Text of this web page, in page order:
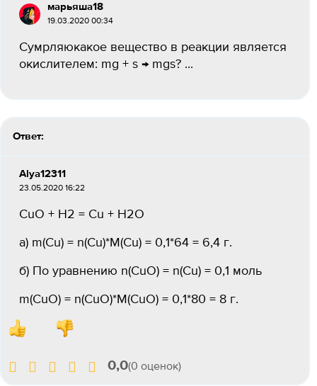
марьяша18
19.03.2020 00:34
Сумрляюкакое вещество в реакции является
окислителем: mg + s → mgs? ​...
Ответ:
Alya12311
23.05.2020 16:22
CuO + H2 = Cu + H2O
а) m(Cu) = n(Cu)*M(Cu) = 0,1*64 = 6,4 г.
б) По уравнению n(CuO) = n(Cu) = 0,1 моль
m(CuO) = n(CuO)*M(CuO) = 0,1*80 = 8 г.
0,0(0 оценок)